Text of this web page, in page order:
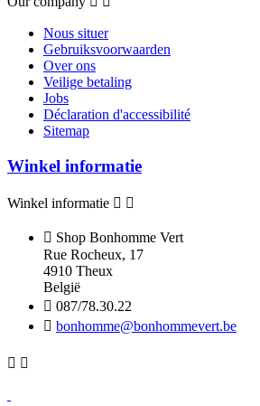
Nous situer
Gebruiksvoorwaarden
Over ons
Veilige betaling
Jobs
Déclaration d'accessibilité
Sitemap
Winkel informatie
Winkel informatie  
 Shop Bonhomme Vert
Rue Rocheux, 17
4910 Theux
België
 087/78.30.22
 bonhomme@bonhommevert.be
 